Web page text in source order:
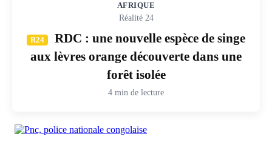
AFRIQUE
Réalité 24
R24
RDC : une nouvelle espèce de singe
aux lèvres orange découverte dans une
forêt isolée
4 min de lecture